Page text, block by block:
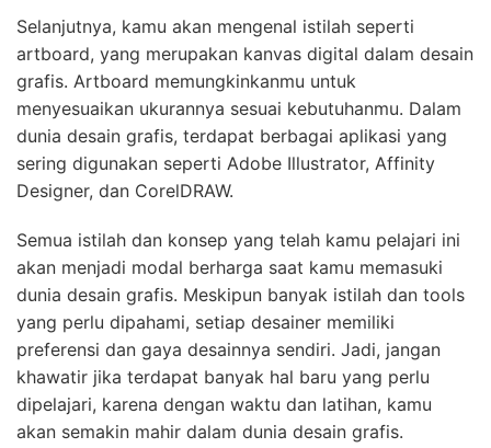
Selanjutnya, kamu akan mengenal istilah seperti
artboard, yang merupakan kanvas digital dalam desain
grafis. Artboard memungkinkanmu untuk
menyesuaikan ukurannya sesuai kebutuhanmu. Dalam
dunia desain grafis, terdapat berbagai aplikasi yang
sering digunakan seperti Adobe Illustrator, Affinity
Designer, dan CorelDRAW.
Semua istilah dan konsep yang telah kamu pelajari ini
akan menjadi modal berharga saat kamu memasuki
dunia desain grafis. Meskipun banyak istilah dan tools
yang perlu dipahami, setiap desainer memiliki
preferensi dan gaya desainnya sendiri. Jadi, jangan
khawatir jika terdapat banyak hal baru yang perlu
dipelajari, karena dengan waktu dan latihan, kamu
akan semakin mahir dalam dunia desain grafis.